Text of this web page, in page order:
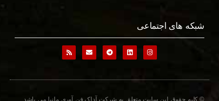
شبکه های اجتماعی
© کلیه حقوق این سایت متعلق به شرکت آداک فن آوری مانیا می باشد.